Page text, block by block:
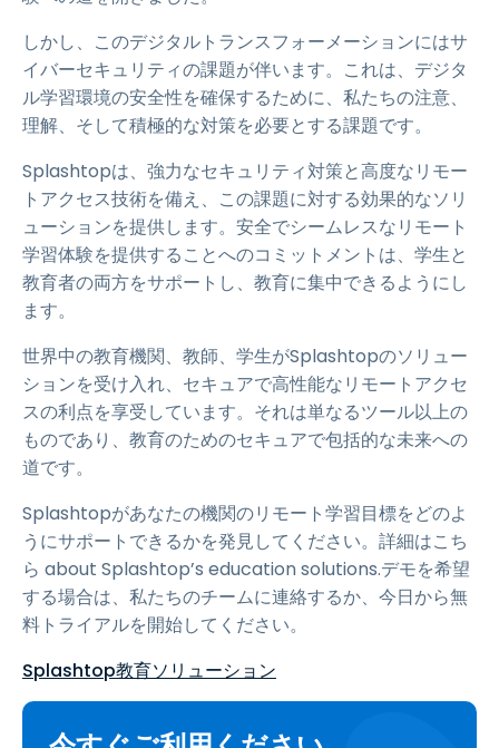
しかし、このデジタルトランスフォーメーションにはサ
イバーセキュリティの課題が伴います。これは、デジタ
ル学習環境の安全性を確保するために、私たちの注意、
理解、そして積極的な対策を必要とする課題です。
Splashtopは、強力なセキュリティ対策と高度なリモー
トアクセス技術を備え、この課題に対する効果的なソリ
ューションを提供します。安全でシームレスなリモート
学習体験を提供することへのコミットメントは、学生と
教育者の両方をサポートし、教育に集中できるようにし
ます。
世界中の教育機関、教師、学生がSplashtopのソリュー
ションを受け入れ、セキュアで高性能なリモートアクセ
スの利点を享受しています。それは単なるツール以上の
ものであり、教育のためのセキュアで包括的な未来への
道です。
Splashtopがあなたの機関のリモート学習目標をどのよ
うにサポートできるかを発見してください。詳細はこち
ら about Splashtop’s education solutions.デモを希望
する場合は、私たちのチームに連絡するか、今日から無
料トライアルを開始してください。
Splashtop教育ソリューション